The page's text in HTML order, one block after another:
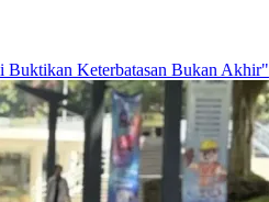
Keterbatasan Bukan Akhir"